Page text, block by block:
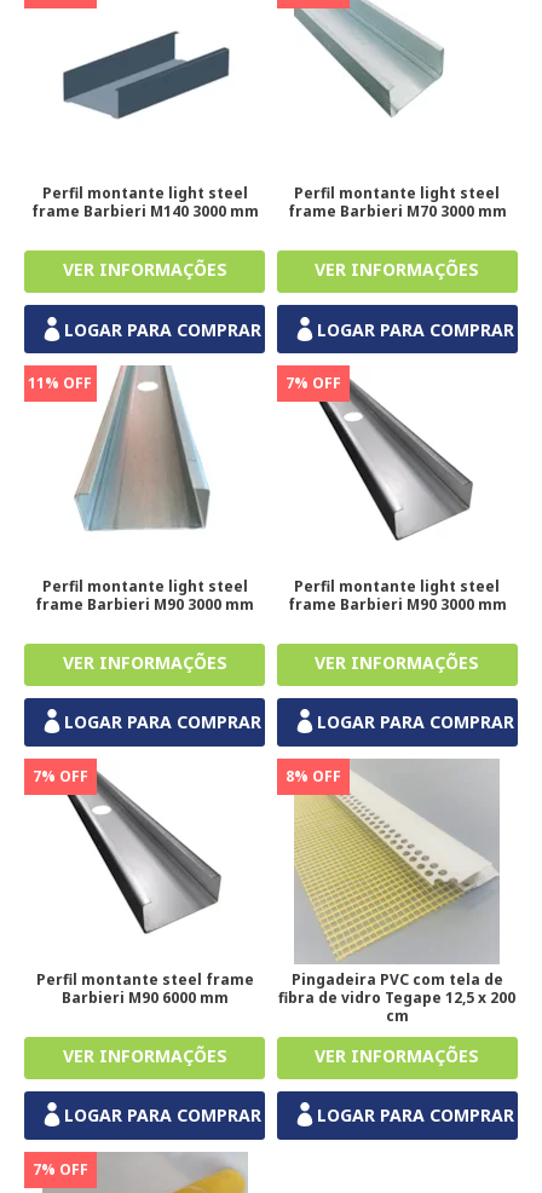
Perfil montante light steel
frame Barbieri M140 3000 mm
LOGAR PARA COMPRAR
Perfil montante light steel
frame Barbieri M70 3000 mm
LOGAR PARA COMPRAR
11% OFF
Perfil montante light steel
frame Barbieri M90 3000 mm
LOGAR PARA COMPRAR
7% OFF
Perfil montante light steel
frame Barbieri M90 3000 mm
LOGAR PARA COMPRAR
7% OFF
Perfil montante steel frame
Barbieri M90 6000 mm
LOGAR PARA COMPRAR
8% OFF
Pingadeira PVC com tela de
fibra de vidro Tegape 12,5 x 200
cm
LOGAR PARA COMPRAR
7% OFF